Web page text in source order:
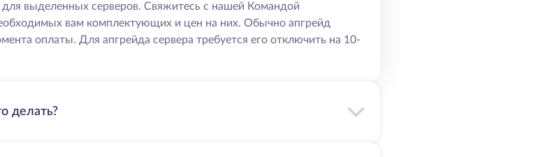
выделенных серверов. Свяжитесь с нашей Командой
вам комплектующих и цен на них. Обычно апгрейд
оплаты. Для апгрейда сервера требуется его отключить на 10-
делать?